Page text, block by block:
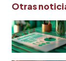
Otras